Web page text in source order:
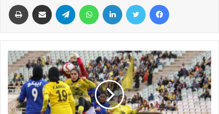
برای ماندن در صدر جدول محکوم به پیروزی در این نبرد حساس بودند،
جدال این دو تیم که از ابتدای فصل در کورس صدرنشینی قرار گرفته
بودند با پیروزی سه بر صفر پیکانی‌ها به اتمام رسید تا این تیم همچنان با
۲۹ امتیاز در صدر جدول رده بندی قرار داشته باشد، سه گل شاگردان
اردلان در این دیدار توسط فاطمه اعتدادی، فرشته کریمی و سحر زمانی
به ثمر رسید.
پالایش نفت آبادان نیز با متحمل شدن دومین شکست متوالی، از رتبه
دوم به رتبه سوم جدول نزول پیدا کرد و جای خود را به شاگردان فاطمه
شریف در تیم نصر فردیس داد.